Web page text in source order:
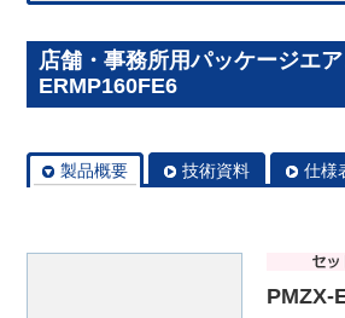
店舗・事務所用パッケージエ
ERMP160FE6
製品概要 技術資料 仕様
PMZX-